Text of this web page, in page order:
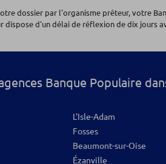
dossier par l'organisme prêteur, votre
d'un délai de réflexion de dix
Banque Populaire
L'Isle-Adam
Fosses
Beaumont-sur-Oise
Ézanville